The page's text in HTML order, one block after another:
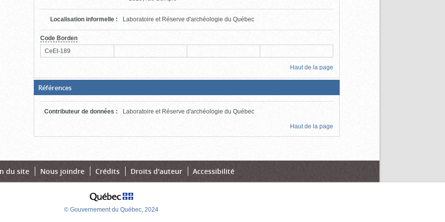
Localisation informelle : Laboratoire et Réserve d'archéologie du Québec
Code Borden
CeEt-189
Haut de la page
Références(Boite
fermée,
cliquer
pour
ouvrir)
Contributeur de données : Laboratoire et Réserve d'archéologie du Québec
Haut de la page
du site Nous joindre Crédits Droits d'auteur Accessibilité
© Gouvernement du Québec, 2024